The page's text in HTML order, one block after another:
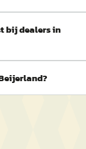
bij dealers in